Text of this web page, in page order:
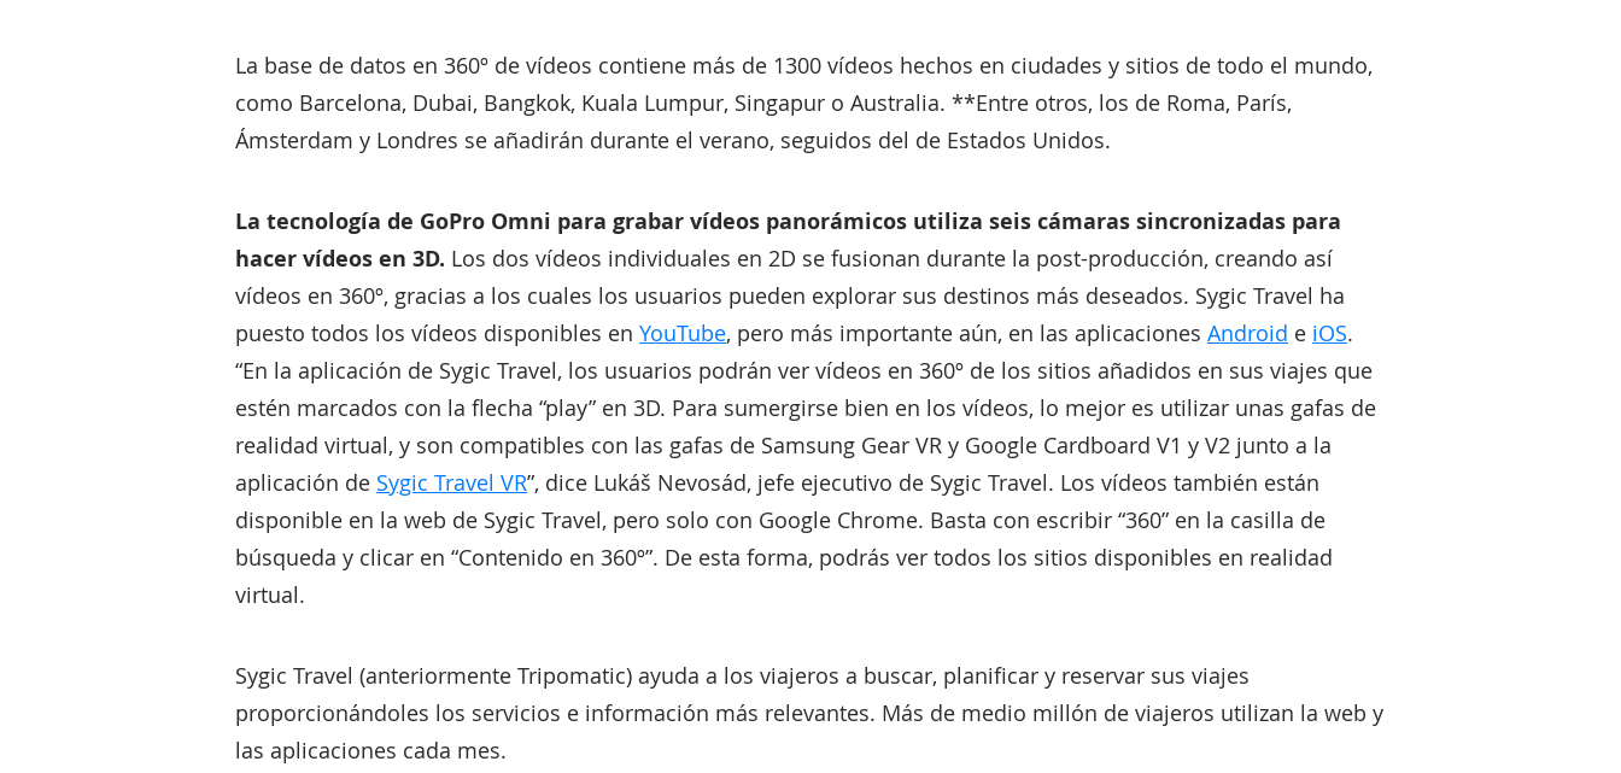
La base de datos en 360º de vídeos contiene más de 1300 vídeos hechos en ciudades y sitios de todo el mundo,
como Barcelona, Dubai, Bangkok, Kuala Lumpur, Singapur o Australia. **Entre otros, los de Roma, París,
Ámsterdam y Londres se añadirán durante el verano, seguidos del de Estados Unidos.
La tecnología de GoPro Omni para grabar vídeos panorámicos utiliza seis cámaras sincronizadas para
hacer vídeos en 3D. Los dos vídeos individuales en 2D se fusionan durante la post-producción, creando así
vídeos en 360º, gracias a los cuales los usuarios pueden explorar sus destinos más deseados. Sygic Travel ha
puesto todos los vídeos disponibles en YouTube, pero más importante aún, en las aplicaciones Android e iOS.
“En la aplicación de Sygic Travel, los usuarios podrán ver vídeos en 360º de los sitios añadidos en sus viajes que
estén marcados con la flecha “play” en 3D. Para sumergirse bien en los vídeos, lo mejor es utilizar unas gafas de
realidad virtual, y son compatibles con las gafas de Samsung Gear VR y Google Cardboard V1 y V2 junto a la
aplicación de Sygic Travel VR”, dice Lukáš Nevosád, jefe ejecutivo de Sygic Travel. Los vídeos también están
disponible en la web de Sygic Travel, pero solo con Google Chrome. Basta con escribir “360” en la casilla de
búsqueda y clicar en “Contenido en 360º”. De esta forma, podrás ver todos los sitios disponibles en realidad
virtual.
Sygic Travel (anteriormente Tripomatic) ayuda a los viajeros a buscar, planificar y reservar sus viajes
proporcionándoles los servicios e información más relevantes. Más de medio millón de viajeros utilizan la web y
las aplicaciones cada mes.